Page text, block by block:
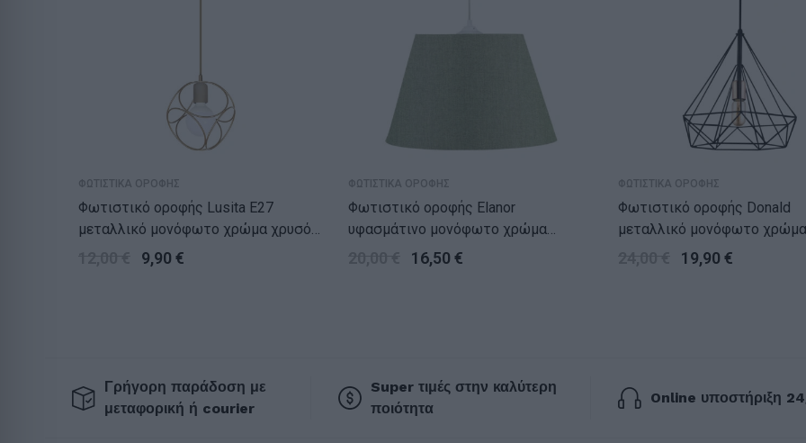
ΦΩΤΙΣΤΙΚΑ ΟΡΟΦΗΣ
Φωτιστικό οροφής Lusita E27
μεταλλικό μονόφωτο χρώμα χρυσό
20x20x70εκ.
9,90 €
ΦΩΤΙΣΤΙΚΑ ΟΡΟΦΗΣ
Φωτιστικό οροφής Elanor
υφασμάτινο μονόφωτο χρώμα
κυπαρισσί 37x21x70εκ.
16,50 €
ΦΩΤΙΣΤΙΚΑ ΟΡΟΦΗΣ
Φωτιστικό οροφής Donald
μεταλλικό μονόφωτο
25x30x65εκ.19,90 €
Γρήγορη παράδοση με
μεταφορική ή courier
Super τιμές στην καλύτερη
ποιότητα
Online υποστήριξη